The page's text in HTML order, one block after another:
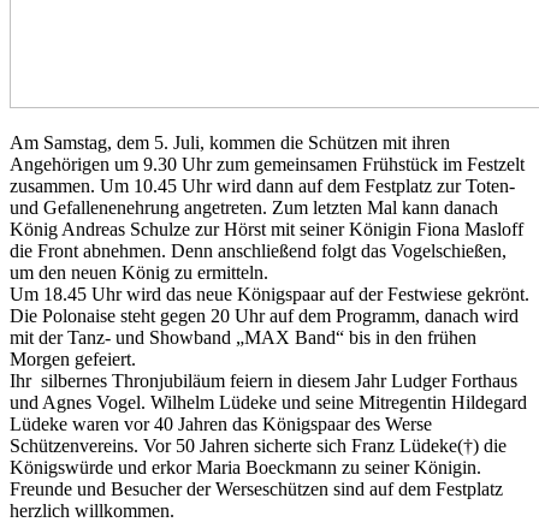
Am Samstag, dem 5. Juli, kommen die Schützen mit ihren
Angehörigen um 9.30 Uhr zum gemeinsamen Frühstück im Festzelt
zusammen. Um 10.45 Uhr wird dann auf dem Festplatz zur Toten-
und Gefallenenehrung angetreten. Zum letzten Mal kann danach
König Andreas Schulze zur Hörst mit seiner Königin Fiona Masloff
die Front abnehmen. Denn anschließend folgt das Vogelschießen,
um den neuen König zu ermitteln.
Um 18.45 Uhr wird das neue Königspaar auf der Festwiese gekrönt.
Die Polonaise steht gegen 20 Uhr auf dem Programm, danach wird
mit der Tanz- und Showband „MAX Band“ bis in den frühen
Morgen gefeiert.
Ihr silbernes Thronjubiläum feiern in diesem Jahr Ludger Forthaus
und Agnes Vogel. Wilhelm Lüdeke und seine Mitregentin Hildegard
Lüdeke waren vor 40 Jahren das Königspaar des Werse
Schützenvereins. Vor 50 Jahren sicherte sich Franz Lüdeke(†) die
Königswürde und erkor Maria Boeckmann zu seiner Königin.
Freunde und Besucher der Werseschützen sind auf dem Festplatz
herzlich willkommen.